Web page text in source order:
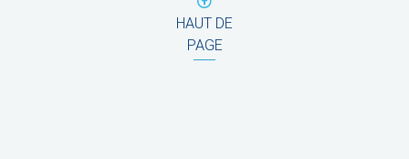
HAUT DE
PAGE